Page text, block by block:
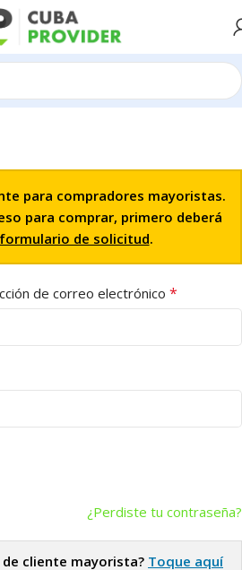
para compradores mayoristas.
para comprar, primero deberá
formulario de solicitud.
de correo electrónico *
¿Perdiste tu contraseña?
cliente mayorista? Toque aquí